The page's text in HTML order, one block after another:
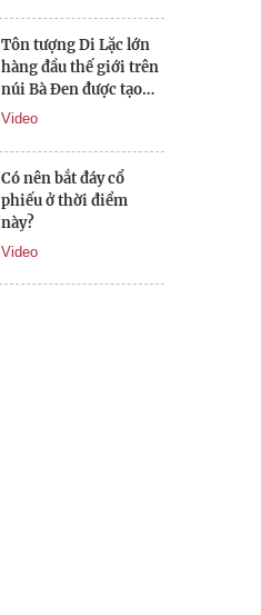
Tôn tượng Di Lặc lớn
hàng đầu thế giới trên
núi Bà Đen được tạo
tác như nào?
Video
Có nên bắt đáy cổ
phiếu ở thời điểm
này?
Video